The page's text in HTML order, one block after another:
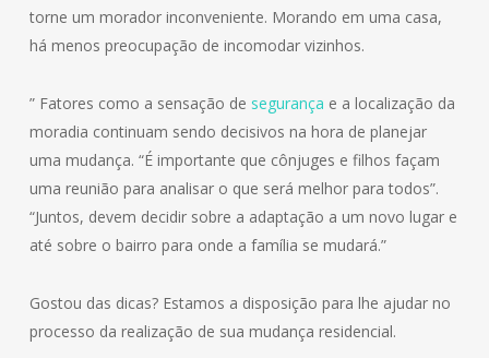
torne um morador inconveniente. Morando em uma casa,
há menos preocupação de incomodar vizinhos.
” Fatores como a sensação de segurança e a localização da
moradia continuam sendo decisivos na hora de planejar
uma mudança. “É importante que cônjuges e filhos façam
uma reunião para analisar o que será melhor para todos”.
“Juntos, devem decidir sobre a adaptação a um novo lugar e
até sobre o bairro para onde a família se mudará.”
Gostou das dicas? Estamos a disposição para lhe ajudar no
processo da realização de sua mudança residencial.